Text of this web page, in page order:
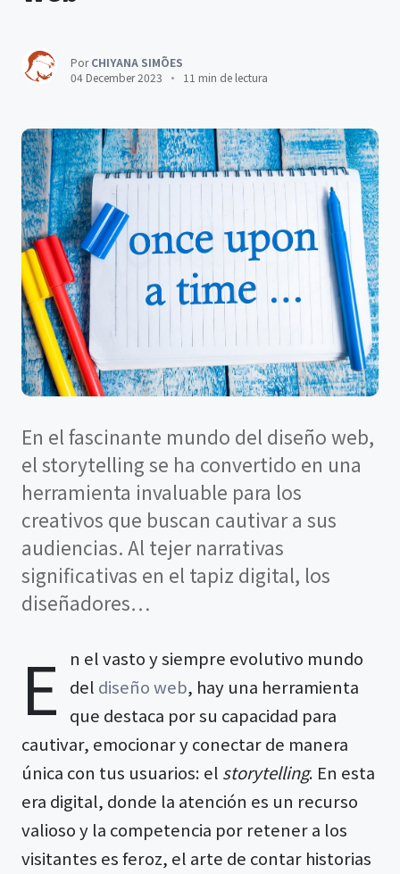
PorCHIYANA SIMÕES
04 December 2023
11 min de lectura
En el fascinante mundo del diseño web,
el storytelling se ha convertido en una
herramienta invaluable para los
creativos que buscan cautivar a sus
audiencias. Al tejer narrativas
significativas en el tapiz digital, los
diseñadores…
E
n el vasto y siempre evolutivo mundo
del diseño web, hay una herramienta
que destaca por su capacidad para
cautivar, emocionar y conectar de manera
única con tus usuarios: el storytelling. En esta
era digital, donde la atención es un recurso
valioso y la competencia por retener a los
visitantes es feroz, el arte de contar historias